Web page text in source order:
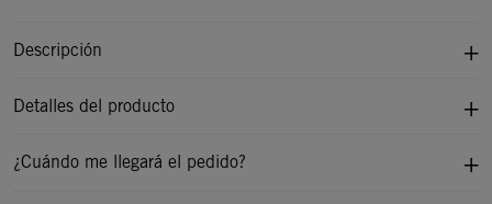
Descripción
Detalles del producto
¿Cuándo me llegará el pedido?